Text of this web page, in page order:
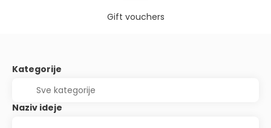
Gift vouchers
Kategorije
Naziv ideje